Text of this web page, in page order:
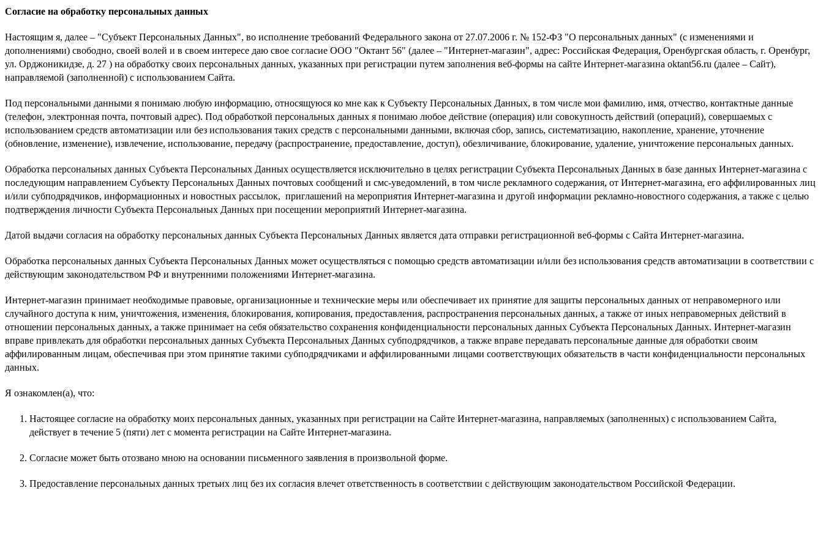
Согласие на обработку персональных данных
Настоящим я, далее – "Субъект Персональных Данных", во исполнение требований Федерального закона от 27.07.2006 г. № 152-ФЗ "О персональных данных" (с изменениями и
дополнениями) свободно, своей волей и в своем интересе даю свое согласие ООО "Октант 56" (далее – "Интернет-магазин", адрес: Российская Федерация, Оренбургская область, г. Оренбург,
ул. Орджоникидзе, д. 27 ) на обработку своих персональных данных, указанных при регистрации путем заполнения веб-формы на сайте Интернет-магазина oktant56.ru (далее – Сайт),
направляемой (заполненной) с использованием Сайта.
Под персональными данными я понимаю любую информацию, относящуюся ко мне как к Субъекту Персональных Данных, в том числе мои фамилию, имя, отчество, контактные данные
(телефон, электронная почта, почтовый адрес). Под обработкой персональных данных я понимаю любое действие (операция) или совокупность действий (операций), совершаемых с
использованием средств автоматизации или без использования таких средств с персональными данными, включая сбор, запись, систематизацию, накопление, хранение, уточнение
(обновление, изменение), извлечение, использование, передачу (распространение, предоставление, доступ), обезличивание, блокирование, удаление, уничтожение персональных данных.
Обработка персональных данных Субъекта Персональных Данных осуществляется исключительно в целях регистрации Субъекта Персональных Данных в базе данных Интернет-магазина с
последующим направлением Субъекту Персональных Данных почтовых сообщений и смс-уведомлений, в том числе рекламного содержания, от Интернет-магазина, его аффилированных лиц
и/или субподрядчиков, информационных и новостных рассылок, приглашений на мероприятия Интернет-магазина и другой информации рекламно-новостного содержания, а также с целью
подтверждения личности Субъекта Персональных Данных при посещении мероприятий Интернет-магазина.
Датой выдачи согласия на обработку персональных данных Субъекта Персональных Данных является дата отправки регистрационной веб-формы с Сайта Интернет-магазина.
Обработка персональных данных Субъекта Персональных Данных может осуществляться с помощью средств автоматизации и/или без использования средств автоматизации в соответствии с
действующим законодательством РФ и внутренними положениями Интернет-магазина.
Интернет-магазин принимает необходимые правовые, организационные и технические меры или обеспечивает их принятие для защиты персональных данных от неправомерного или
случайного доступа к ним, уничтожения, изменения, блокирования, копирования, предоставления, распространения персональных данных, а также от иных неправомерных действий в
отношении персональных данных, а также принимает на себя обязательство сохранения конфиденциальности персональных данных Субъекта Персональных Данных. Интернет-магазин
вправе привлекать для обработки персональных данных Субъекта Персональных Данных субподрядчиков, а также вправе передавать персональные данные для обработки своим
аффилированным лицам, обеспечивая при этом принятие такими субподрядчиками и аффилированными лицами соответствующих обязательств в части конфиденциальности персональных
данных.
Я ознакомлен(а), что:
Настоящее согласие на обработку моих персональных данных, указанных при регистрации на Сайте Интернет-магазина, направляемых (заполненных) с использованием Cайта,
действует в течение 5 (пяти) лет с момента регистрации на Cайте Интернет-магазина.
Согласие может быть отозвано мною на основании письменного заявления в произвольной форме.
Предоставление персональных данных третьих лиц без их согласия влечет ответственность в соответствии с действующим законодательством Российской Федерации.